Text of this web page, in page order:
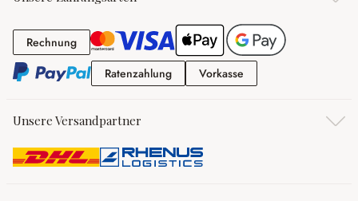
RechnungRechnung
RatenzahlungRatenzahlung
Vorkasse
Unsere Versandpartner